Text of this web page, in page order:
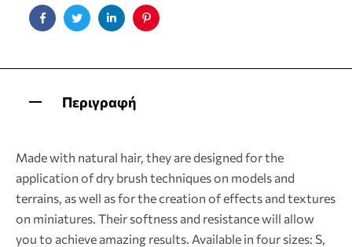
FacebookTwitterLinkedinPinterest
Περιγραφή
Made with natural hair, they are designed for the
application of dry brush techniques on models and
terrains, as well as for the creation of effects and textures
on miniatures. Their softness and resistance will allow
you to achieve amazing results. Available in four sizes: S,